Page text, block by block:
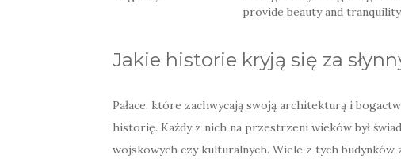
provide beauty and tranquility.
Jakie historie kryją się za
Pałace, które zachwycają swoją architekturą i
historię. Każdy z nich na przestrzeni wieków był
wojskowych czy kulturalnych. Wiele z tych